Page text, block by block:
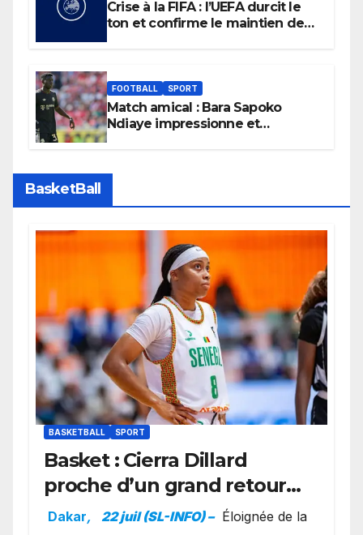
Crise à la FIFA : l’UEFA durcit le
ton et confirme le maintien de
FOOTBALL SPORT
Match amical : Bara Sapoko
Ndiaye impressionne et
BasketBall
BASKETBALL SPORT
Basket : Cierra Dillard
proche d’un grand retour
avec les Lionnes ?
Dakar, 22 juil (SL-INFO) – Éloignée de la